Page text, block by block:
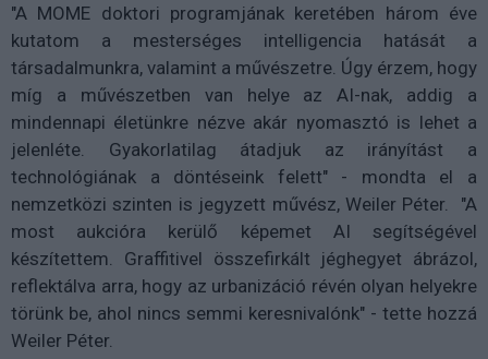
"A MOME doktori programjának keretében három éve
kutatom a mesterséges intelligencia hatását a
társadalmunkra, valamint a művészetre. Úgy érzem, hogy
míg a művészetben van helye az AI-nak, addig a
mindennapi életünkre nézve akár nyomasztó is lehet a
jelenléte. Gyakorlatilag átadjuk az irányítást a
technológiának a döntéseink felett" - mondta el a
nemzetközi szinten is jegyzett művész, Weiler Péter. "A
most aukcióra kerülő képemet AI segítségével
készítettem. Graffitivel összefirkált jéghegyet ábrázol,
reflektálva arra, hogy az urbanizáció révén olyan helyekre
törünk be, ahol nincs semmi keresnivalónk" - tette hozzá
Weiler Péter.